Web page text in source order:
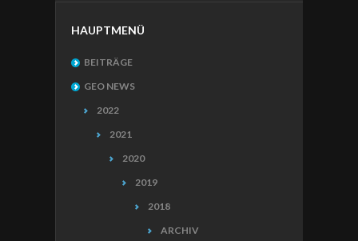
HAUPTMENÜ
BEITRÄGE
GEO NEWS
2022
2021
2020
2019
2018
ARCHIV